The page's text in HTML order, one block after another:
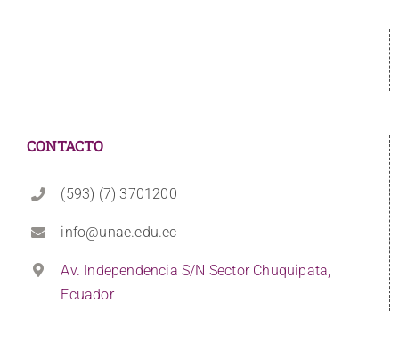
CONTACTO
(593) (7) 3701200
info@unae.edu.ec
Av. Independencia S/N Sector Chuquipata,
Ecuador